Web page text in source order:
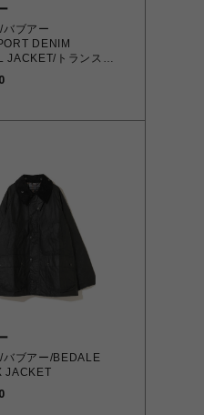
ブアー
DENIM
JACKET/トランスポ
ムカジュアルジャ
ブアー/BEDALE
JACKET